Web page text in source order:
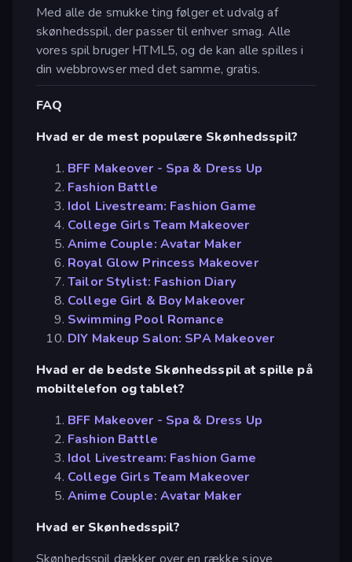
Med alle de smukke ting følger et udvalg af
skønhedsspil, der passer til enhver smag. Alle
vores spil bruger HTML5, og de kan alle spilles i
din webbrowser med det samme, gratis.
FAQ
Hvad er de mest populære Skønhedsspil?
BFF Makeover - Spa & Dress Up
Fashion Battle
Idol Livestream: Fashion Game
College Girls Team Makeover
Anime Couple: Avatar Maker
Royal Glow Princess Makeover
Tailor Stylist: Fashion Diary
College Girl & Boy Makeover
Swimming Pool Romance
DIY Makeup Salon: SPA Makeover
Hvad er de bedste Skønhedsspil at spille på
mobiltelefon og tablet?
BFF Makeover - Spa & Dress Up
Fashion Battle
Idol Livestream: Fashion Game
College Girls Team Makeover
Anime Couple: Avatar Maker
Hvad er Skønhedsspil?